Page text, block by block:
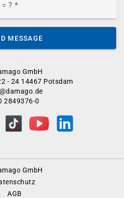
GmbH
- 24 14467 Potsdam
2849376-0
?
MESSAGE
GmbH
AGB